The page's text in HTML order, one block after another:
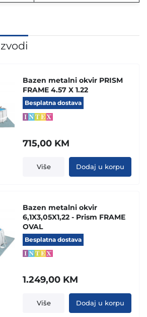
Bazen metalni okvir PRISM
FRAME 4.57 X 1.22
Besplatna dostava
715,00 KM
Više Dodaj u korpu
Bazen metalni okvir
6,1X3,05X1,22 - Prism FRAME
OVAL
Besplatna dostava
1.249,00 KM
Više Dodaj u korpu